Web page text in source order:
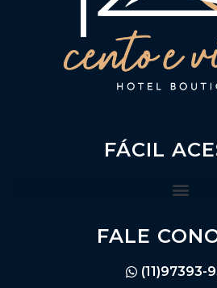
FÁCIL
FALE
(11)97393-